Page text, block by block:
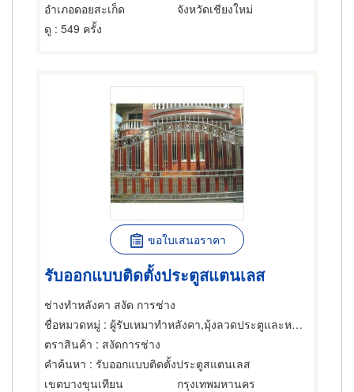
อำเภอดอยสะเก็ด
จังหวัดเชียงใหม่
ดู : 549 ครั้ง
ขอใบเสนอราคา
รับออกแบบติดตั้งประตูสแตนเลส
ช่างทำหลังคา สงัด การช่าง
ชื่อหมวดหมู่ : ผู้รับเหมาทำหลังคา,มุ้งลวดประตูและหน้าต่าง,ลูกกรงติดประตูและหน้าต่าง
ตราสินค้า : สงัดการช่าง
คำค้นหา : รับออกแบบติดตั้งประตูสแตนเลส
เขตบางขุนเทียน
กรุงเทพมหานคร